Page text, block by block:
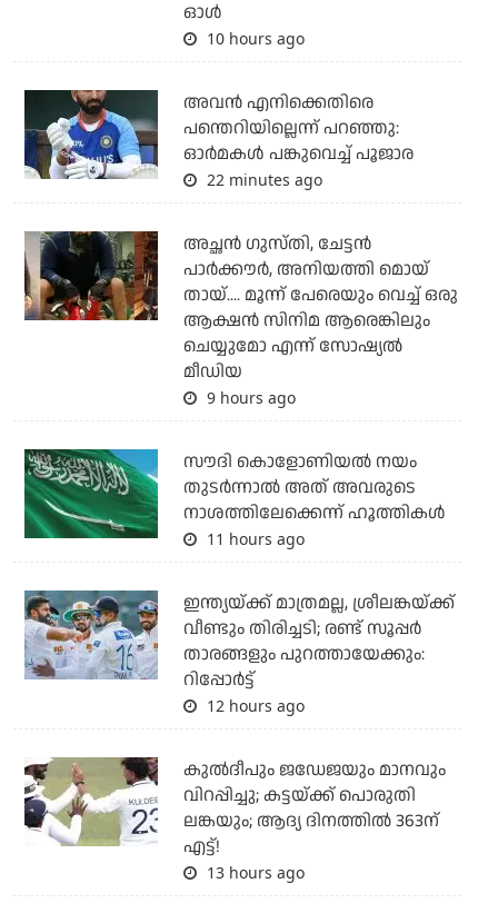
ഓള്‍
10 hours ago
അവന്‍ എനിക്കെതിരെ
പന്തെറിയില്ലെന്ന് പറഞ്ഞു:
ഓര്‍മകള്‍ പങ്കുവെച്ച് പൂജാര
22 minutes ago
അച്ഛന്‍ ഗുസ്തി, ചേട്ടന്‍
പാര്‍ക്കൗര്‍, അനിയത്തി മൊയ്
തായ്.... മൂന്ന് പേരെയും വെച്ച് ഒരു
ആക്ഷന്‍ സിനിമ ആരെങ്കിലും
ചെയ്യുമോ എന്ന് സോഷ്യല്‍
മീഡിയ
9 hours ago
സൗദി കൊളോണിയല്‍ നയം
തുടര്‍ന്നാല്‍ അത് അവരുടെ
നാശത്തിലേക്കെന്ന് ഹൂത്തികള്‍
11 hours ago
ഇന്ത്യയ്ക്ക് മാത്രമല്ല, ശ്രീലങ്കയ്ക്ക്
വീണ്ടും തിരിച്ചടി; രണ്ട് സൂപ്പര്‍
താരങ്ങളും പുറത്തായേക്കും:
റിപ്പോര്‍ട്ട്
12 hours ago
കുല്‍ദീപും ജഡേജയും മാനവും
വിറപ്പിച്ചു; കട്ടയ്ക്ക് പൊരുതി
ലങ്കയും; ആദ്യ ദിനത്തില്‍ 363ന്
എട്ട്!
13 hours ago